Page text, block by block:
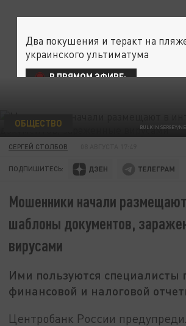
BULKIN SERGEY/
ОБЩЕСТВО
СЕРГЕЙ СТОЛБОВ
ПОДПИШИТЕСЬ:
Мошенники начали
шаблоны документов,
вирусами
Ими пользуются специалисты
финансовой и налоговой
Центробанк России
Два покушения и теракт на
украинского ультиматума
В ПРЯМОМ ЭФИРЕ: